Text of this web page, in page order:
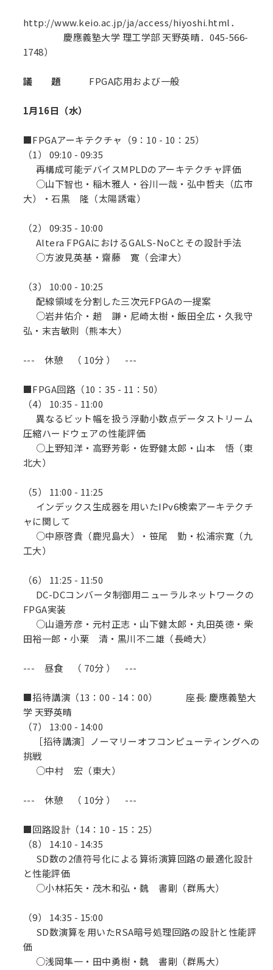
http://www.keio.ac.jp/ja/access/hiyoshi.html．
慶應義塾大学 理工学部 天野英晴．045-566-
1748）
議 題 FPGA応用および一般
1月16日（水）
■FPGAアーキテクチャ（9：10 - 10：25）
（1） 09:10 - 09:35
再構成可能デバイスMPLDのアーキテクチャ評価
○山下智也・稲木雅人・谷川一哉・弘中哲夫（広市
大）・石黒 隆（太陽誘電）
（2） 09:35 - 10:00
Altera FPGAにおけるGALS-NoCとその設計手法
○方波見英基・齋藤 寛（会津大）
（3） 10:00 - 10:25
配線領域を分割した三次元FPGAの一提案
○岩井佑介・趙 謙・尼崎太樹・飯田全広・久我守
弘・末吉敏則（熊本大）
--- 休憩 （ 10分 ） ---
■FPGA回路（10：35 - 11：50）
（4） 10:35 - 11:00
異なるビット幅を扱う浮動小数点データストリーム
圧縮ハードウェアの性能評価
○上野知洋・高野芳彰・佐野健太郎・山本 悟（東
北大）
（5） 11:00 - 11:25
インデックス生成器を用いたIPv6検索アーキテクチ
ャに関して
○中原啓貴（鹿児島大）・笹尾 勤・松浦宗寛（九
工大）
（6） 11:25 - 11:50
DC-DCコンバータ制御用ニューラルネットワークの
FPGA実装
○山邉芳彦・元村正志・山下健太郎・丸田英徳・柴
田裕一郎・小栗 清・黒川不二雄（長崎大）
--- 昼食 （ 70分 ） ---
■招待講演（13：00 - 14：00） 座長: 慶應義塾大
学 天野英晴
（7） 13:00 - 14:00
［招待講演］ノーマリーオフコンピューティングへの
挑戦
○中村 宏（東大）
--- 休憩 （ 10分 ） ---
■回路設計（14：10 - 15：25）
（8） 14:10 - 14:35
SD数の2値符号化による算術演算回路の最適化設計
と性能評価
○小林拓矢・茂木和弘・魏 書剛（群馬大）
（9） 14:35 - 15:00
SD数演算を用いたRSA暗号処理回路の設計と性能評
価
○浅岡隼一・田中勇樹・魏 書剛（群馬大）